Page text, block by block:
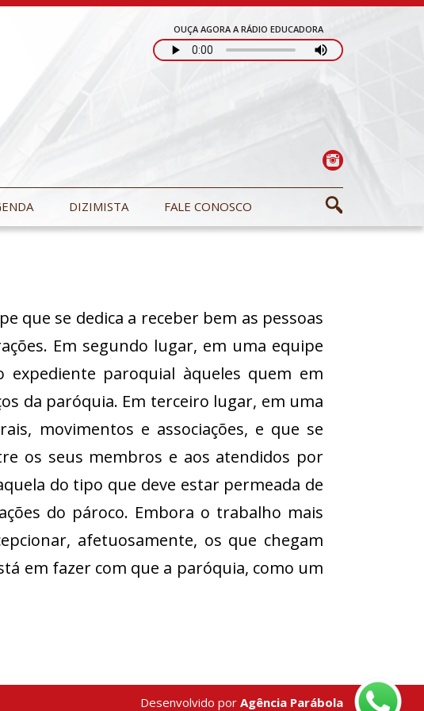
OUÇA AGORA A RÁDIO EDUCADORA
DIZIMISTA FALE CONOSCO
que se dedica a receber bem as pessoas
Em segundo lugar, em uma equipe
paroquial àqueles quem em
da paróquia. Em terceiro lugar, em uma
movimentos e associações, e que se
os seus membros e aos atendidos por
do tipo que deve estar permeada de
do pároco. Embora o trabalho mais
afetuosamente, os que chegam
em fazer com que a paróquia, como um
Desenvolvido por Agência Parábola